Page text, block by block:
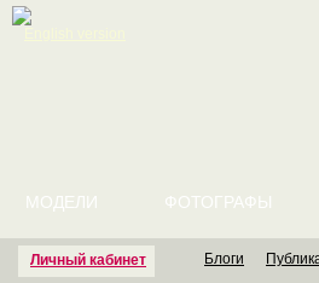
Личный кабинет
МОДЕЛИ ФОТОГРАФЫ
Блоги